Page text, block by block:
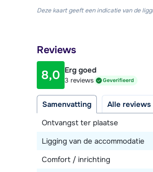
Deze kaart geeft een indicatie van de
Reviews
8,0 Erg goed
3 reviews Geverifieerd
Samenvatting
Alle reviews
Ontvangst ter plaatse
Ligging van de accommodatie
Comfort / inrichting